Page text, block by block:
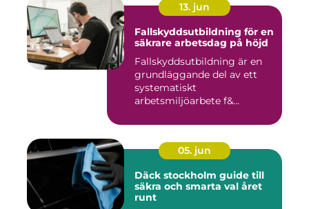
13. jun
Fallskyddsutbildning för en
säkrare arbetsdag på höjd
Fallskyddsutbildning är en
grundläggande del av ett
systematiskt
arbetsmiljöarbete f&...
05. jun
Däck stockholm guide till
säkra och smarta val året
runt